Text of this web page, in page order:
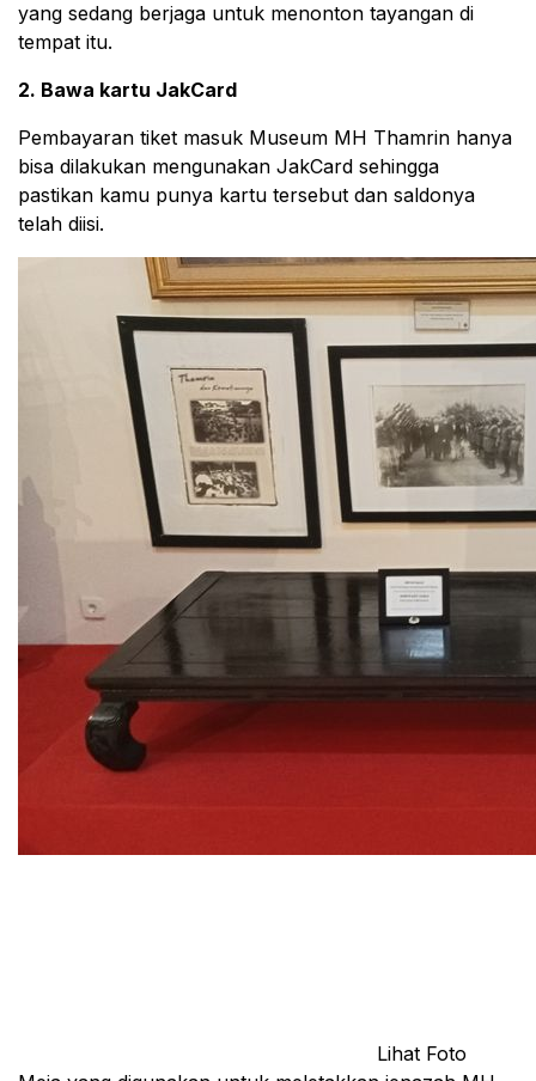
yang sedang berjaga untuk menonton tayangan di
tempat itu.
2. Bawa kartu JakCard
Pembayaran tiket masuk Museum MH Thamrin hanya
bisa dilakukan mengunakan JakCard sehingga
pastikan kamu punya kartu tersebut dan saldonya
telah diisi.
Lihat Foto